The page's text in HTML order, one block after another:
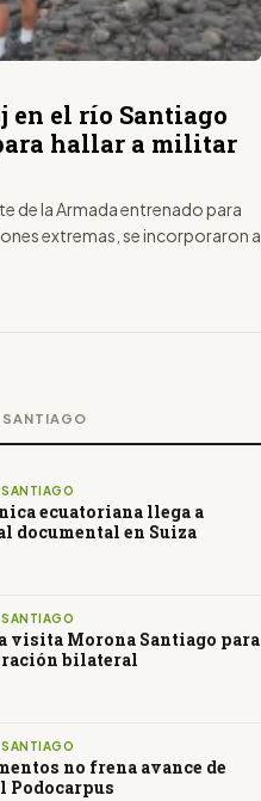
en el río Santiago
hallar a militar
de la Armada entrenado para
extremas, se incorporaron a
SANTIAGO
ecuatoriana llega a
documental en Suiza
visita Morona Santiago para
bilateral
no frena avance de
Podocarpus